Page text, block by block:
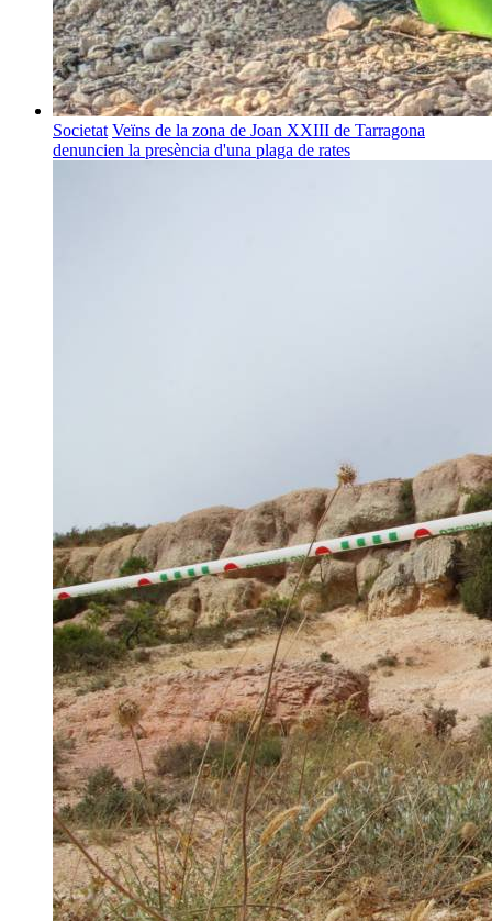
Societat Veïns de la zona de Joan XXIII de Tarragona
denuncien la presència d'una plaga de rates